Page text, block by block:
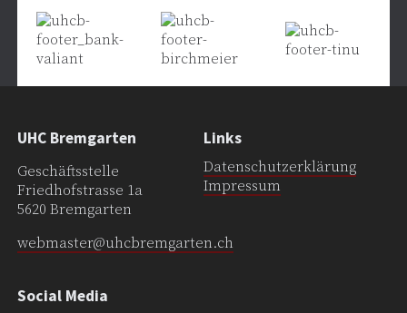
UHC Bremgarten
Geschäftsstelle
Friedhofstrasse 1a
5620 Bremgarten
webmaster@uhcbremgarten.ch
Links
Datenschutzerklärung
Impressum
Social Media